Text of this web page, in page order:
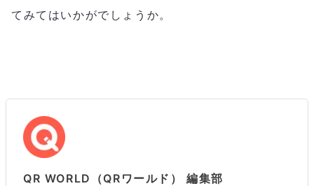
てみてはいかがでしょうか。
QR WORLD（QRワールド） 編集部